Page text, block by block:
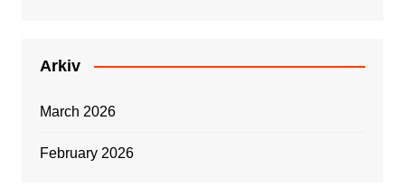
Arkiv
March 2026
February 2026